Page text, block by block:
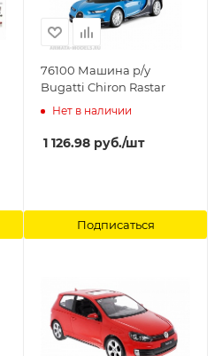
76100 Машина р/у
Bugatti Chiron Rastar
Нет в наличии
1 126.98 руб./шт
Подписаться